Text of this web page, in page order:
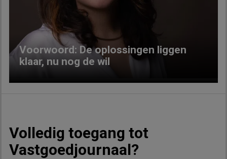
Voorwoord: De oplossingen liggen
klaar, nu nog de wil
Volledig toegang tot
Vastgoedjournaal?